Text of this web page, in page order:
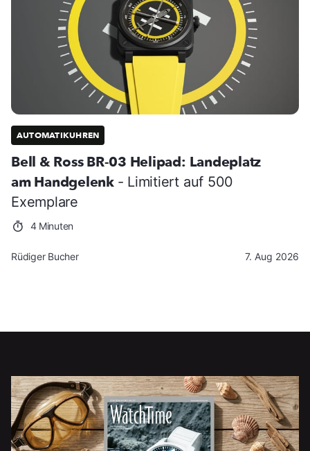
AUTOMATIKUHREN
Bell & Ross BR-03 Helipad: Landeplatz
am Handgelenk - Limitiert auf 500
Exemplare
4 Minuten
Rüdiger Bucher 7. Aug 2026